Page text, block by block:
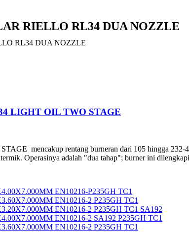
RIELLO RL34 DUA NOZZLE
RL34 DUA NOZZLE
LIGHT OIL TWO STAGE
mencakup rentang burneran dari 105 hingga 232-
Operasinya adalah "dua tahap"; burner ini
EN10216-P235GH TC1
EN10216-2 P235GH TC1
EN10216-2 P235GH TC1 SA192
EN10216-2 SA192 P235GH TC1
EN10216-2 P235GH TC1